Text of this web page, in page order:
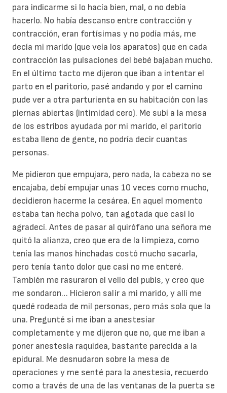
para indicarme si lo hacía bien, mal, o no debía
hacerlo. No había descanso entre contracción y
contracción, eran fortísimas y no podía más, me
decía mi marido (que veía los aparatos) que en cada
contracción las pulsaciones del bebé bajaban mucho.
En el último tacto me dijeron que iban a intentar el
parto en el paritorio, pasé andando y por el camino
pude ver a otra parturienta en su habitación con las
piernas abiertas (intimidad cero). Me subí a la mesa
de los estribos ayudada por mi marido, el paritorio
estaba lleno de gente, no podría decir cuantas
personas.
Me pidieron que empujara, pero nada, la cabeza no se
encajaba, debí empujar unas 10 veces como mucho,
decidieron hacerme la cesárea. En aquel momento
estaba tan hecha polvo, tan agotada que casi lo
agradecí. Antes de pasar al quirófano una señora me
quitó la alianza, creo que era de la limpieza, como
tenía las manos hinchadas costó mucho sacarla,
pero tenía tanto dolor que casi no me enteré.
También me rasuraron el vello del pubis, y creo que
me sondaron… Hicieron salir a mi marido, y allí me
quedé rodeada de mil personas, pero más sola que la
una. Pregunté si me iban a anestesiar
completamente y me dijeron que no, que me iban a
poner anestesia raquídea, bastante parecida a la
epidural. Me desnudaron sobre la mesa de
operaciones y me senté para la anestesia, recuerdo
como a través de una de las ventanas de la puerta se